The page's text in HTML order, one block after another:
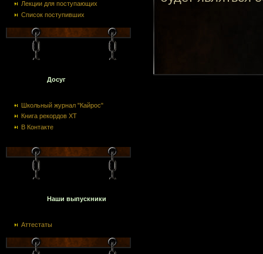
Лекции для поступающих
Список поступивших
Досуг
Школьный журнал "Кайрос"
Книга рекордов ХТ
В Контакте
Наши выпускники
Аттестаты